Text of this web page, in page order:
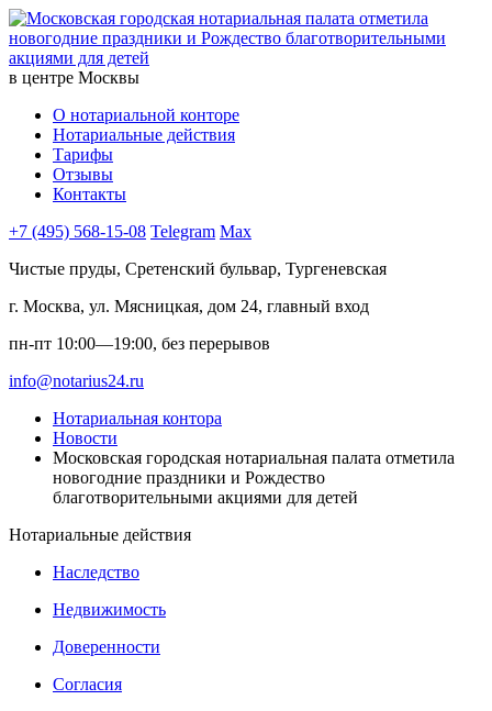
в центре Москвы
О нотариальной конторе
Нотариальные действия
Тарифы
Отзывы
Контакты
+7 (495) 568-15-08 Telegram Max
Чистые пруды, Сретенский бульвар, Тургеневская
г. Москва, ул. Мясницкая, дом 24, главный вход
пн-пт 10:00—19:00, без перерывов
info@notarius24.ru
Нотариальная контора
Новости
Московская городская нотариальная палата отметила
новогодние праздники и Рождество
благотворительными акциями для детей
Нотариальные действия
Наследство
Недвижимость
Доверенности
Согласия